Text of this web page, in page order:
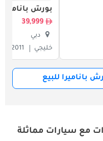
بورش باناميرا
39,999
دبي
خليجي
2011
باناميرا للبيع
مع سيارات مماثلة